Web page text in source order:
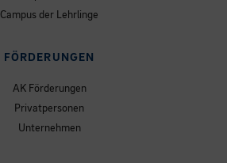
Campus der Lehrlinge
FÖRDERUNGEN
AK Förderungen
Privatpersonen
Unternehmen